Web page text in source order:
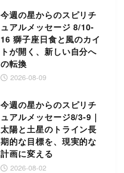
今週の星からのスピリチ
ュアルメッセージ 8/10-
16 獅子座日食と風のカイ
トが開く、新しい自分へ
の転換
2026-08-09
今週の星からのスピリチ
ュアルメッセージ8/3-9｜
太陽と土星のトライン長
期的な目標を、現実的な
計画に変える
2026-08-02